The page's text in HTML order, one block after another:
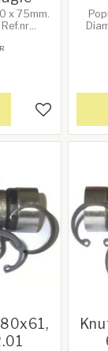
x 75mm.
Lägg till i